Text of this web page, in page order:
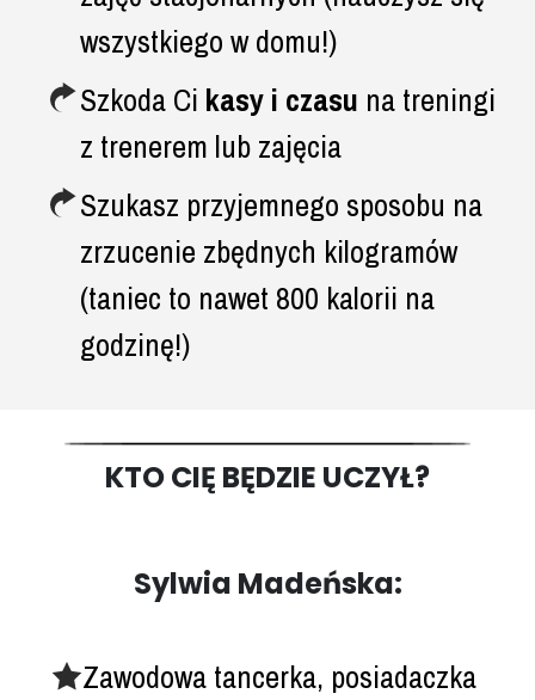
wszystkiego w domu!)
Szkoda Ci kasy i czasu na treningi
z trenerem lub zajęcia
Szukasz przyjemnego sposobu na
zrzucenie zbędnych kilogramów
(taniec to nawet 800 kalorii na
godzinę!)
KTO CIĘ BĘDZIE UCZYŁ?
Sylwia Madeńska:
Zawodowa tancerka, posiadaczka